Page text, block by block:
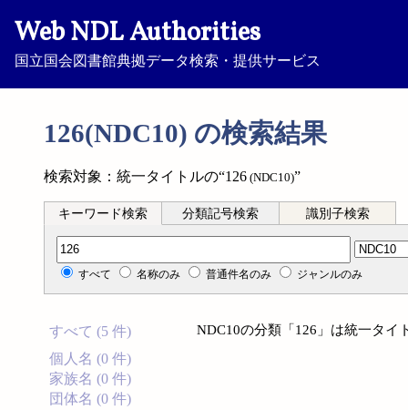
Web NDL Authorities
国立国会図書館典拠データ検索・提供サービス
126(NDC10) の検索結果
検索対象：統一タイトルの“126 (NDC10)”
キーワード検索 分類記号検索 識別子検索
分類記号検索
すべて 名称のみ 普通件名のみ ジャンルのみ
すべて (5 件)
個人名 (0 件)
家族名 (0 件)
団体名 (0 件)
NDC10の分類「126」は統一タイ